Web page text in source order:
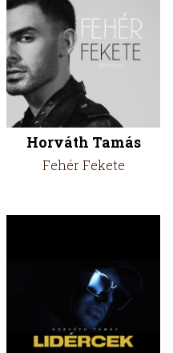
Horváth Tamás
Fehér Fekete